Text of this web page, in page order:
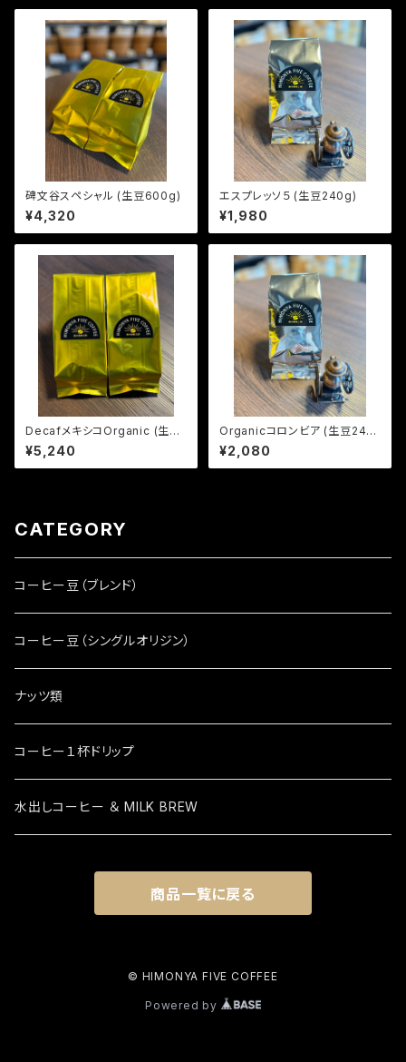
碑文谷スペシャル (生豆600g)
¥4,320
エスプレッソ５ (生豆240g)
¥1,980
DecafメキシコOrganic (生豆
600g)
¥5,240
Organicコロンビア (生豆240
g)
¥2,080
CATEGORY
コーヒー豆（ブレンド）
コーヒー豆（シングルオリジン）
ナッツ類
コーヒー１杯ドリップ
水出しコーヒー ＆ MILK BREW
商品一覧に戻る
© HIMONYA FIVE COFFEE
Powered by